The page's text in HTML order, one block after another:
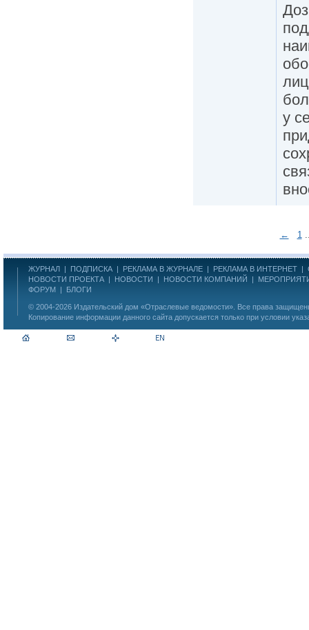
у
← 1
ЖУРНАЛ | ПОДПИСКА | РЕКЛАМА В ЖУРНАЛЕ | РЕКЛАМА В ИНТЕРНЕТ |
НОВОСТИ ПРОЕКТА | НОВОСТИ | НОВОСТИ КОМПАНИЙ |
ФОРУМ | БЛОГИ
© 2004-2026 Издательский дом «Отраслевые ведомости» . Все права
Копирование информации данного сайта допускается только при условии